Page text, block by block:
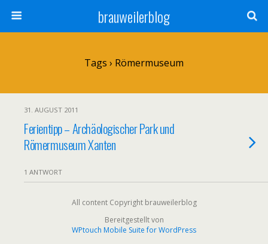
brauweilerblog
Tags › Römermuseum
31. AUGUST 2011
Ferientipp – Archäologischer Park und
Römermuseum Xanten
1 ANTWORT
All content Copyright brauweilerblog
Bereitgestellt von
WPtouch Mobile Suite for WordPress